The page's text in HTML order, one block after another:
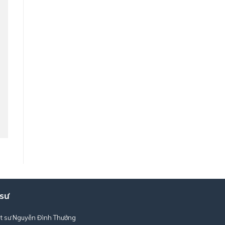
sư Nguyễn Đình Thưởng